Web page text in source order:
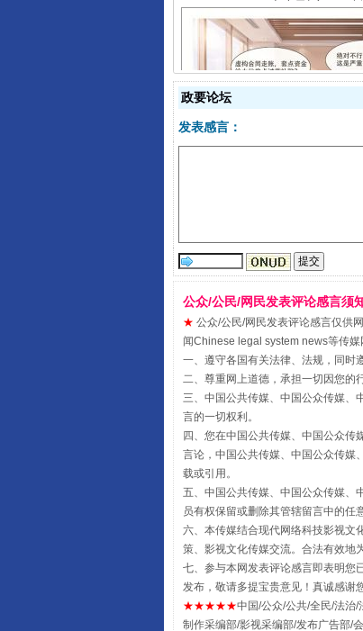
受贿1.44亿！段成刚
全民健身五年计划来了
政要论坛
发表感言：
公众/公民/网民发表评论感言须
★ 公众/公民/网民发表评论感言仅供
闻Chinese legal system news等传媒
一、遵守各国有关法律、法规，同时
二、尊重网上道德，承担一切因您的
三、中国公共传媒、中国公众传媒
言的一切权利。
四、您在中国公共传媒、中国公众
言论，中国公共传媒、中国公众传
载或引用。
五、中国公共传媒、中国公众传媒
员有权保留或删除其管辖留言中的任
六、本传媒结合现代网络科技影视文
策、影视文化传媒交流。合法有效地
七、参与本网发表评论感言即表明您
发布，敬请多提宝贵意见！真诚感谢
★★★★★中国/公众/公共/全民/法治
制作采编部/影视采编部/发布广告部/